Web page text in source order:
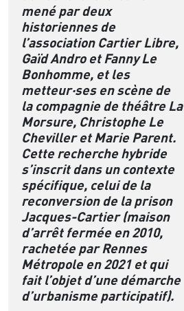
mené par deux
historiennes de
l’association Cartier Libre,
Gaïd Andro et Fanny Le
Bonhomme, et les
metteur·ses en scène de
la compagnie de théâtre La
Morsure, Christophe Le
Cheviller et Marie Parent.
Cette recherche hybride
s’inscrit dans un contexte
spécifique, celui de la
reconversion de la prison
Jacques-Cartier (maison
d’arrêt fermée en 2010,
rachetée par Rennes
Métropole en 2021 et qui
fait l’objet d’une démarche
d’urbanisme participatif).